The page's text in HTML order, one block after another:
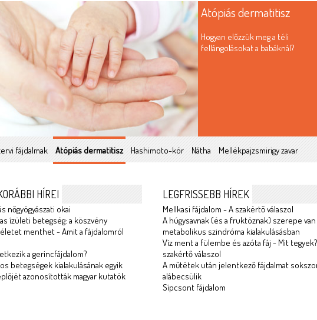
Atópiás dermatitisz
Hogyan előzzük meg a téli
fellángolásokat a babáknál?
fájdalmak Atópiás dermatitisz Hashimoto-kór Nátha Mellékpajzsmirigy zavar
HÍREI
nőgyógyászati okai
ízületi betegség: a köszvény
menthet - Amit a fájdalomról
a gerincfájdalom?
betegségek kialakulásának egyik
azonosították magyar kutatók
LEGFRISSEBB HÍREK
Mellkasi fájdalom - A szakértő válaszol
A húgysavnak (és a fruktóznak) szerepe van
metabolikus szindróma kialakulásásban
Víz ment a fülembe és azóta fáj - Mit
szakértő válaszol
A műtétek után jelentkező fájdalmat
alábecsülik
Sípcsont fájdalom